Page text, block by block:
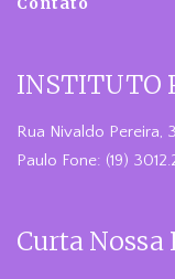
INSTITUTO
Rua Nivaldo Pereira,
Paulo Fone: (19)
Curta Nossa